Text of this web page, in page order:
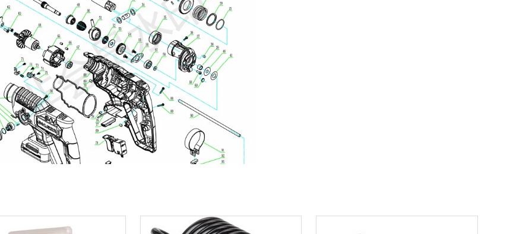
max 1350 min-1
staal 13 mm
hout 30 mm
1 4750 strks/min
beton 22 mm
1 0 strks/min
batterij